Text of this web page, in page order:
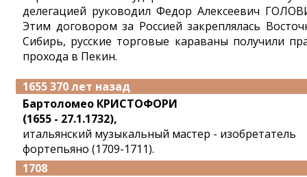
делегацией руководил Федор Алексеевич
Этим договором за Россией закреплялась
Сибирь, русские торговые караваны получили
прохода в Пекин.
1655 370 лет назад
Бартоломео КРИСТОФОРИ
(1655 - 27.1.1732),
итальянский музыкальный мастер - изобретатель
фортепьяно (1709-1711).
1708